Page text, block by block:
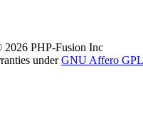
PHP-Fusion Inc
underGNU Affero GPL